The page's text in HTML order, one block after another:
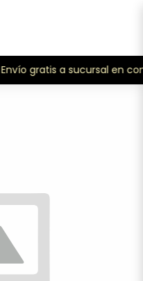
Envío gratis a sucursal en